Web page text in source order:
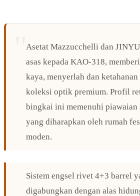
Asetat Mazzucchelli dan
asas kepada KAO-318,
kaya, menyerlah dan
koleksi optik premium. Profil
bingkai ini memenuhi piawaian
yang diharapkan oleh rumah
moden.
Sistem engsel rivet 4+3 barrel
digabungkan dengan alas